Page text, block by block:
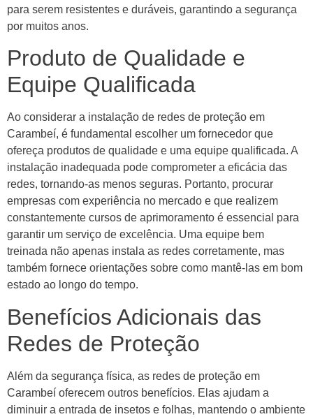
para serem resistentes e duráveis, garantindo a segurança
por muitos anos.
Produto de Qualidade e
Equipe Qualificada
Ao considerar a instalação de redes de proteção em
Carambeí, é fundamental escolher um fornecedor que
ofereça produtos de qualidade e uma equipe qualificada. A
instalação inadequada pode comprometer a eficácia das
redes, tornando-as menos seguras. Portanto, procurar
empresas com experiência no mercado e que realizem
constantemente cursos de aprimoramento é essencial para
garantir um serviço de excelência. Uma equipe bem
treinada não apenas instala as redes corretamente, mas
também fornece orientações sobre como mantê-las em bom
estado ao longo do tempo.
Benefícios Adicionais das
Redes de Proteção
Além da segurança física, as redes de proteção em
Carambeí oferecem outros benefícios. Elas ajudam a
diminuir a entrada de insetos e folhas, mantendo o ambiente